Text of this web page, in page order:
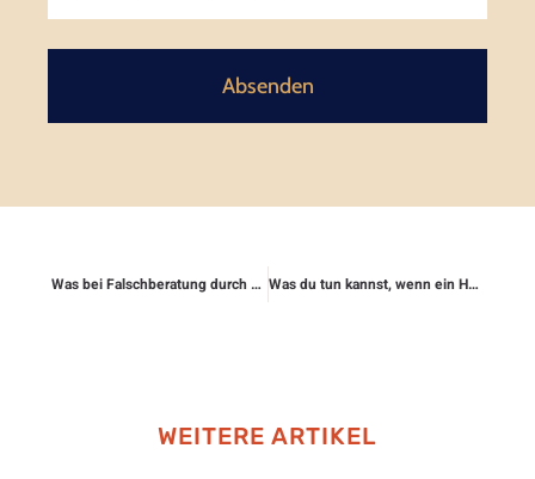
Absenden
Was bei Falschberatung durch Banken möglich ist Was du tun kannst, wenn ein Händler die Rücknahme verweigert
WEITERE ARTIKEL